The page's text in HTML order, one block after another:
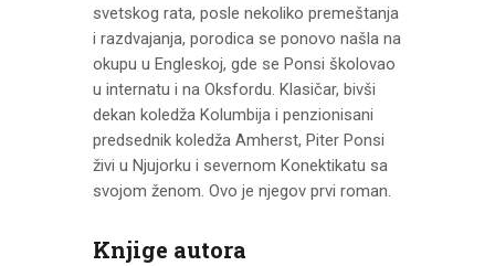
svetskog rata, posle nekoliko premeštanja
i razdvajanja, porodica se ponovo našla na
okupu u Engleskoj, gde se Ponsi školovao
u internatu i na Oksfordu. Klasičar, bivši
dekan koledža Kolumbija i penzionisani
predsednik koledža Amherst, Piter Ponsi
živi u Njujorku i severnom Konektikatu sa
svojom ženom. Ovo je njegov prvi roman.
Knjige autora